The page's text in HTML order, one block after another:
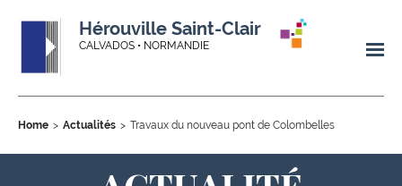
Hérouville Saint-Clair
CALVADOS • NORMANDIE
Home Actualités Travaux du nouveau pont de Colombelles